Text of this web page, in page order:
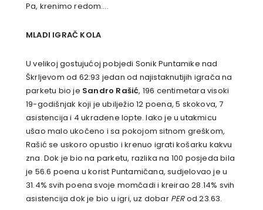
Pa, krenimo redom….
MLADI IGRAČ KOLA
U velikoj gostujućoj pobjedi Sonik Puntamike nad
Škrljevom od 62:93 jedan od najistaknutijih igrača na
parketu bio je Sandro Rašić, 196 centimetara visoki
19-godišnjak koji je ubilježio 12 poena, 5 skokova, 7
asistencija i 4 ukradene lopte. Iako je u utakmicu
ušao malo ukočeno i sa pokojom sitnom greškom,
Rašić se uskoro opustio i krenuo igrati košarku kakvu
zna. Dok je bio na parketu, razlika na 100 posjeda bila
je 56.6 poena u korist Puntamičana, sudjelovao je u
31.4% svih poena svoje momčadi i kreirao 28.14% svih
asistencija dok je bio u igri, uz dobar PERod 23.63.